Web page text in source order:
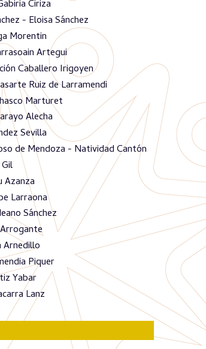
Ciriza
- Eloisa Sánchez
Morentin
Artegui
Caballero Irigoyen
Ruiz de Larramendi
Marturet
Alecha
Sevilla
de Mendoza - Natividad Cantón
Azanza
Larraona
Sánchez
Arnedillo
Piquer
Yabar
Lanz